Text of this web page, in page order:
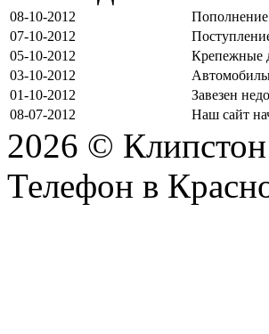
08-10-2012
Пополнение
07-10-2012
05-10-2012
Крепежные
03-10-2012
01-10-2012
Завезен
08-07-2012
Наш сайт
2026 © Клипстон
Телефон в